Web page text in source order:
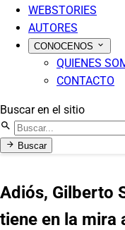
WEBSTORIES
AUTORES
CONOCENOS
QUIENES
CONTACTO
Buscar en el sitio
Buscar
Adiós, Gilberto
tiene en la mira